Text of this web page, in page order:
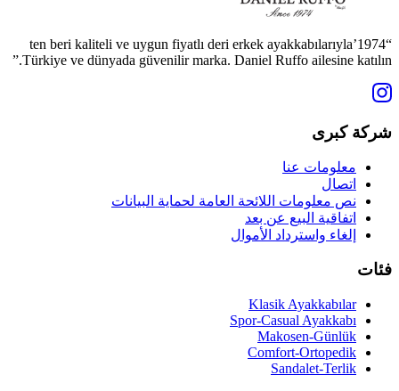
“1974’ten beri kaliteli ve uygun fiyatlı deri erkek ayakkabılarıyla
Türkiye ve dünyada güvenilir marka. Daniel Ruffo ailesine katılın.”
شركة كبرى
معلومات عنا
اتصال
نص معلومات اللائحة العامة لحماية البيانات
اتفاقية البيع عن بعد
إلغاء واسترداد الأموال
فئات
Klasik Ayakkabılar
Spor-Casual Ayakkabı
Makosen-Günlük
Comfort-Ortopedik
Sandalet-Terlik